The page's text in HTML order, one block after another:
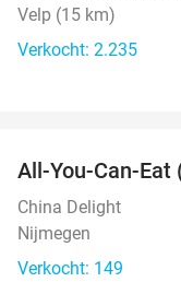
Velp (15 km)
Verkocht: 2.235
All-You-Can-
China Delight
Nijmegen
Verkocht: 149